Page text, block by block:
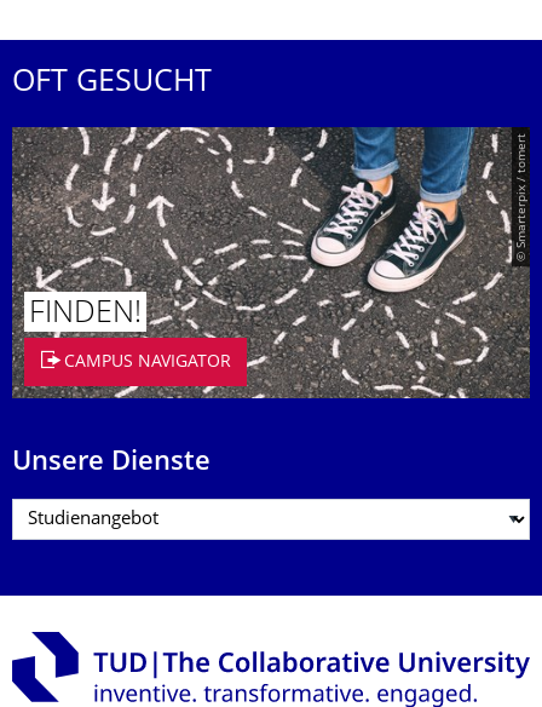
OFT GESUCHT
© Smarterpix / tomert
FINDEN!
CAMPUS NAVIGATOR
Unsere Dienste